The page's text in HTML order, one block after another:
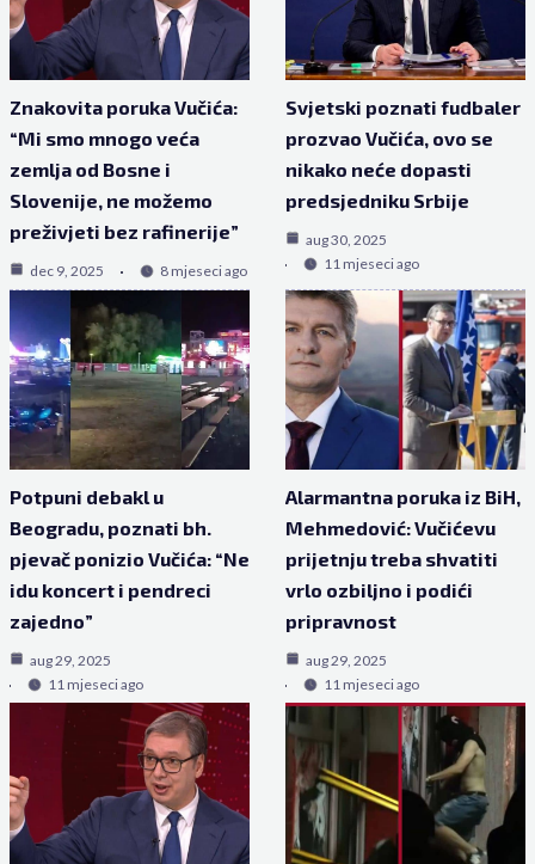
Znakovita poruka Vučića:
“Mi smo mnogo veća
zemlja od Bosne i
Slovenije, ne možemo
preživjeti bez rafinerije”
dec 9, 2025 8 mjeseci ago
Svjetski poznati fudbaler
prozvao Vučića, ovo se
nikako neće dopasti
predsjedniku Srbije
aug 30, 2025
11 mjeseci ago
Potpuni debakl u
Beogradu, poznati bh.
pjevač ponizio Vučića: “Ne
idu koncert i pendreci
zajedno”
aug 29, 2025
11 mjeseci ago
Alarmantna poruka iz BiH,
Mehmedović: Vučićevu
prijetnju treba shvatiti
vrlo ozbiljno i podići
pripravnost
aug 29, 2025
11 mjeseci ago